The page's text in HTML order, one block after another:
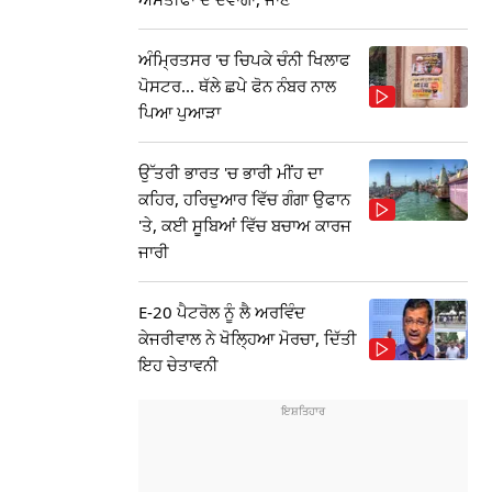
ਅੰਮ੍ਰਿਤਸਰ 'ਚ ਚਿਪਕੇ ਚੰਨੀ ਖਿਲਾਫ
ਪੋਸਟਰ... ਥੱਲੇ ਛਪੇ ਫੋਨ ਨੰਬਰ ਨਾਲ
ਪਿਆ ਪੁਆੜਾ
ਉੱਤਰੀ ਭਾਰਤ 'ਚ ਭਾਰੀ ਮੀਂਹ ਦਾ
ਕਹਿਰ, ਹਰਿਦੁਆਰ ਵਿੱਚ ਗੰਗਾ ਉਫਾਨ
'ਤੇ, ਕਈ ਸੂਬਿਆਂ ਵਿੱਚ ਬਚਾਅ ਕਾਰਜ
ਜਾਰੀ
E-20 ਪੈਟਰੋਲ ਨੂੰ ਲੈ ਅਰਵਿੰਦ
ਕੇਜਰੀਵਾਲ ਨੇ ਖੋਲ੍ਹਿਆ ਮੋਰਚਾ, ਦਿੱਤੀ
ਇਹ ਚੇਤਾਵਨੀ